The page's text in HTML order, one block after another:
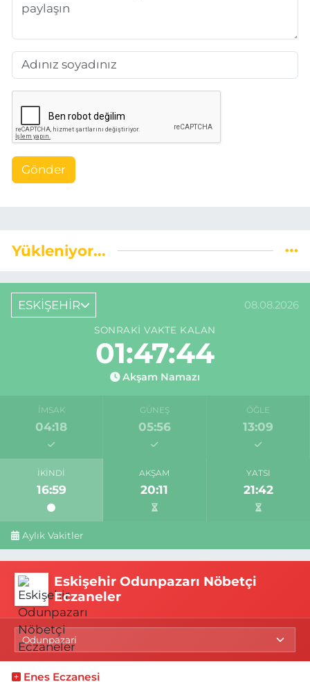
Gönder
Yükleniyor...
ESKİŞEHİR 08.08.2026
SONRAKI VAKTE KALAN
01:47:43
Akşam Namazı
İMSAK
04:18
GÜNEŞ
05:56
ÖĞLE
13:09
İKINDI
16:59
AKŞAM
20:11
YATSI
21:42
Aylık Vakitler
Eskişehir Odunpazarı Nöbetçi
Eczaneler
Enes Eczanesi